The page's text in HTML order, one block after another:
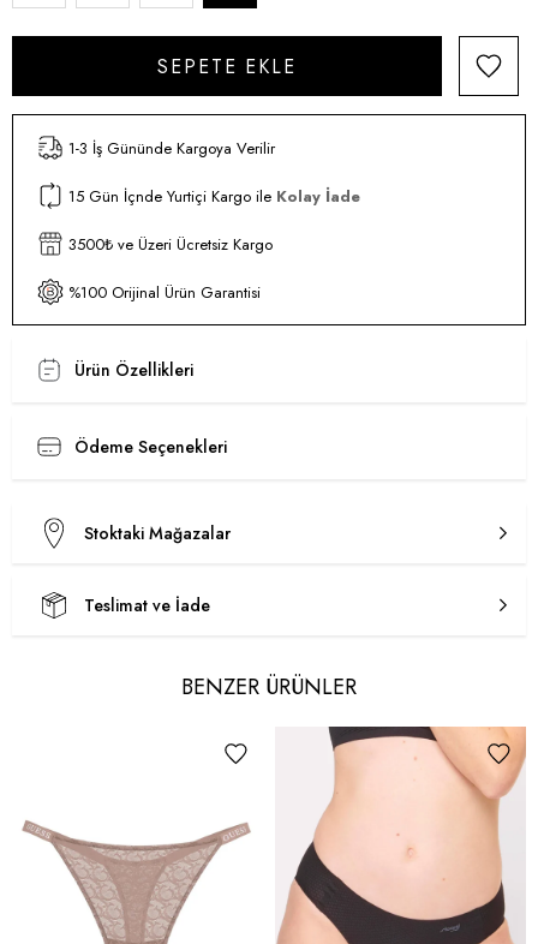
1-3 İş Gününde Kargoya Verilir
15 Gün İçnde Yurtiçi Kargo ile Kolay İade
3500₺ ve Üzeri Ücretsiz Kargo
%100 Orijinal Ürün Garantisi
Ürün Özellikleri
Ödeme Seçenekleri
Stoktaki Mağazalar
Teslimat ve İade
BENZER ÜRÜNLER